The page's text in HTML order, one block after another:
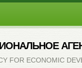
FOR ECONOMIC